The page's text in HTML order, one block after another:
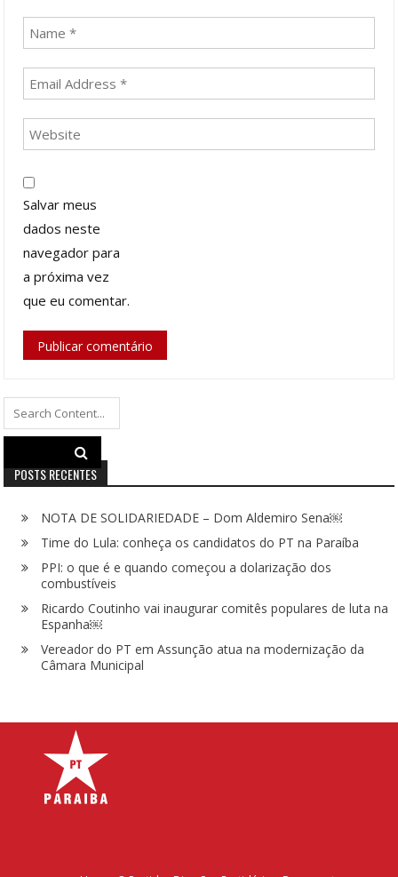
Salvar meus
dados neste
navegador para
a próxima vez
que eu comentar.
Search
for:
POSTS RECENTES
NOTA DE SOLIDARIEDADE – Dom Aldemiro Sena￼
Time do Lula: conheça os candidatos do PT na Paraíba
PPI: o que é e quando começou a dolarização dos
combustíveis
Ricardo Coutinho vai inaugurar comitês populares de luta na
Espanha￼
Vereador do PT em Assunção atua na modernização da
Câmara Municipal